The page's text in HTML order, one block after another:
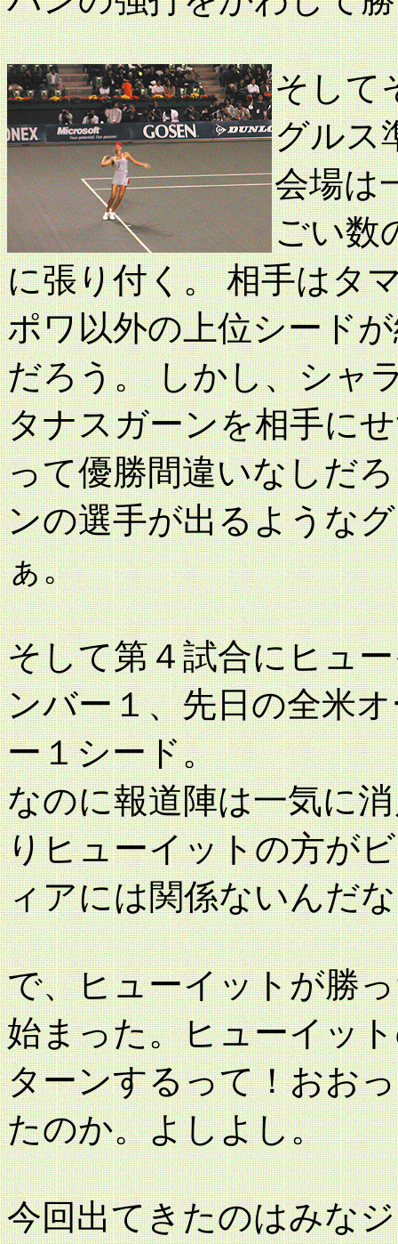
そして
グルス
会場は
ごい数
に張り付く。 相手はタ
ポワ以外の上位シード
だろう。 しかし、シャ
タナスガーンを相手に
って優勝間違いなしだ
ンの選手が出るような
ぁ。
そして第４試合にヒュ
ンバー１、先日の全米
ー１シード。
なのに報道陣は一気に
りヒューイットの方が
ィアには関係ないんだ
で、ヒューイットが勝
始まった。ヒューイッ
ターンするって！おお
たのか。よしよし。
今回出てきたのはみな